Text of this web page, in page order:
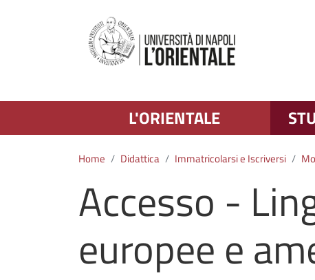
L'ORIENTALE
Home Didattica Immatricolarsi e Iscriversi
Accesso -
europee e